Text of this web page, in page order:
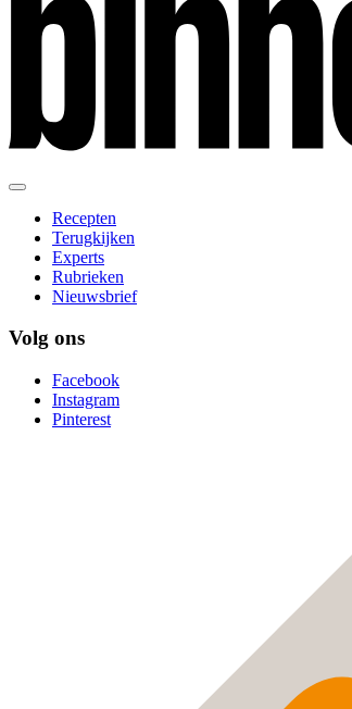
Recepten
Terugkijken
Experts
Rubrieken
Nieuwsbrief
Volg ons
Facebook
Instagram
Pinterest